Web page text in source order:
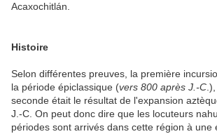
Acaxochitlán.
Histoire
Selon différentes preuves, la première
la période épiclassique (vers 800 après J.-C
seconde était le résultat de l'expansion
J.-C. On peut donc dire que les locuteurs
périodes sont arrivés dans cette région à une